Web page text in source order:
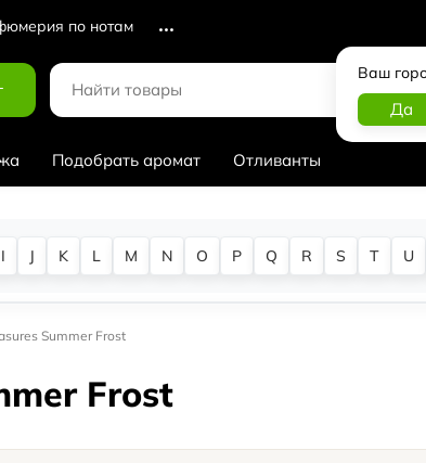
по нотам
Ваш
Подобрать аромат Отливанты
I J K L M N O P Q R S T U
Summer Frost
Frost